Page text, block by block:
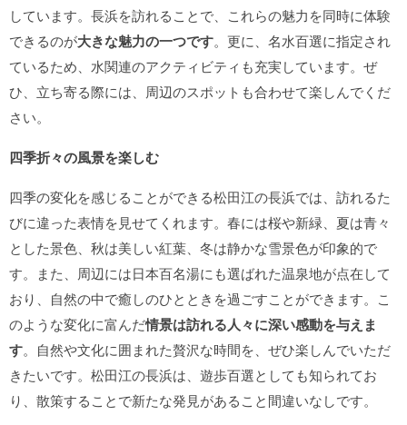
しています。長浜を訪れることで、これらの魅力を同時に体験
できるのが大きな魅力の一つです。更に、名水百選に指定され
ているため、水関連のアクティビティも充実しています。ぜ
ひ、立ち寄る際には、周辺のスポットも合わせて楽しんでくだ
さい。
四季折々の風景を楽しむ
四季の変化を感じることができる松田江の長浜では、訪れるた
びに違った表情を見せてくれます。春には桜や新緑、夏は青々
とした景色、秋は美しい紅葉、冬は静かな雪景色が印象的で
す。また、周辺には日本百名湯にも選ばれた温泉地が点在して
おり、自然の中で癒しのひとときを過ごすことができます。こ
のような変化に富んだ情景は訪れる人々に深い感動を与えま
す。自然や文化に囲まれた贅沢な時間を、ぜひ楽しんでいただ
きたいです。松田江の長浜は、遊歩百選としても知られてお
り、散策することで新たな発見があること間違いなしです。